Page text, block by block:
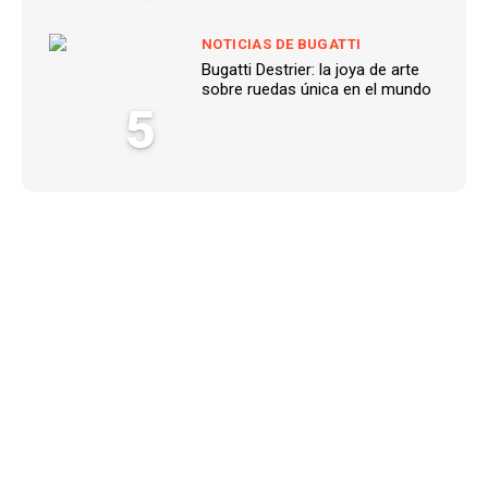
5
NOTICIAS DE BUGATTI
Bugatti Destrier: la joya de arte
sobre ruedas única en el mundo